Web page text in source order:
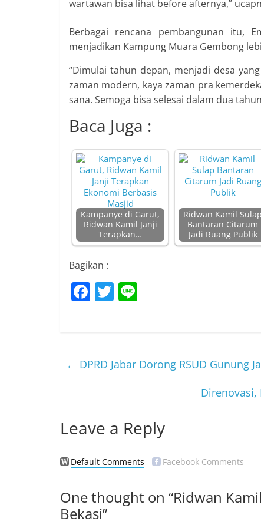
wartawan bisa lihat before afternya,”
Berbagai rencana pembangunan itu,
menjadikan Kampung Muara Gembong
“Dimulai tahun depan, menjadi desa
zaman modern, kaya zaman pra
sana. Semoga bisa selesai dalam dua
Baca Juga :
Kampanye di Garut,
Ridwan Kamil Janji
Terapkan…
Ridwan Kamil Sulap
Bantaran Citarum
Jadi Ruang Publik
Bagikan :
F
b
k
T
← DPRD Jabar Dorong RSUD Gunung
Direnovasi,
Leave a Reply
Default Comments Facebook Comments
One thought on “Ridwan
Bekasi”